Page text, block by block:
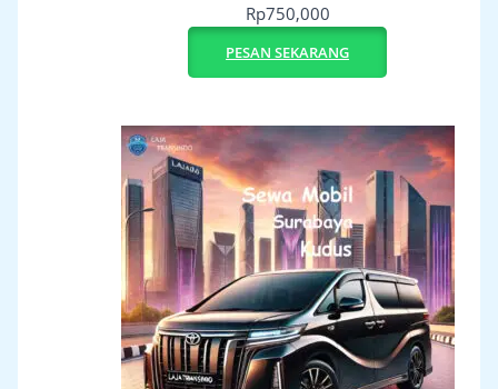
Rp750,000
PESAN SEKARANG